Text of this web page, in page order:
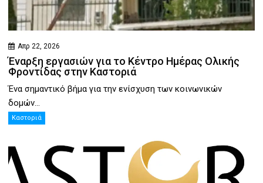
Απρ 22, 2026
Έναρξη εργασιών για το Κέντρο Ημέρας Ολικής
Φροντίδας στην Καστοριά
Ένα σημαντικό βήμα για την ενίσχυση των κοινωνικών
δομών...
Καστοριά